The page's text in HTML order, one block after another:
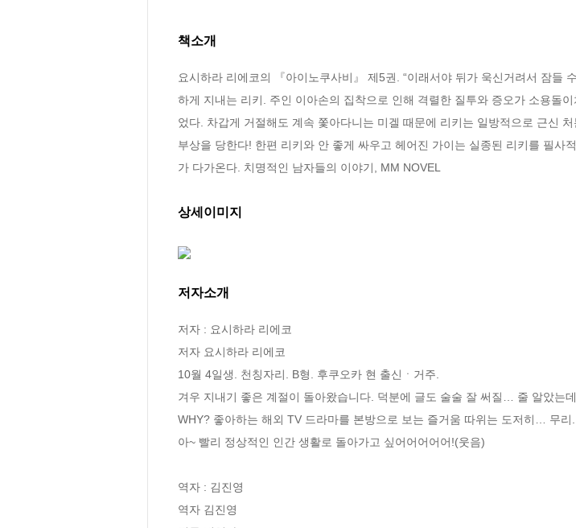
책소개
요시하라 리에코의 『아이노쿠사비』 제5권. “이래서야 뒤가 욱신거려서 잠들
하게 지내는 리키. 주인 이아손의 집착으로 인해 격렬한 질투와 증오가 소용돌
었다. 차갑게 거절해도 계속 쫓아다니는 미겔 때문에 리키는 일방적으로 근신
부상을 당한다! 한편 리키와 안 좋게 싸우고 헤어진 가이는 실종된 리키를 필사
가 다가온다. 치명적인 남자들의 이야기, MM NOVEL
상세이미지
저자소개
저자 : 요시하라 리에코
저자 요시하라 리에코
10월 4일생. 천칭자리. B형. 후쿠오카 현 출신ㆍ거주.
겨우 지내기 좋은 계절이 돌아왔습니다. 덕분에 글도 술술 잘 써질… 줄 알았는
WHY? 좋아하는 해외 TV 드라마를 본방으로 보는 즐거움 따위는 도저히… 무리.
아~ 빨리 정상적인 인간 생활로 돌아가고 싶어어어어어!(웃음)
역자 : 김진영
역자 김진영